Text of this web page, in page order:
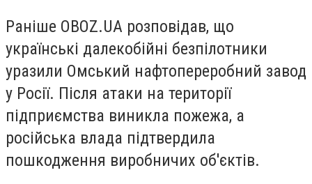
Раніше OBOZ.UA розповідав, що
українські далекобійні безпілотники
уразили Омський нафтопереробний завод
у Росії. Після атаки на території
підприємства виникла пожежа, а
російська влада підтвердила
пошкодження виробничих об'єктів.